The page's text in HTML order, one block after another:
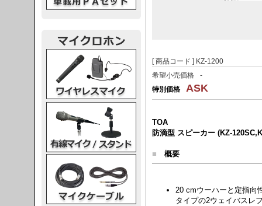
[ 商品コード ] KZ-1200
希望小売価格
-
特別価格
ASK
TOA
防滴型 スピーカー (KZ-
■ 概要
20 cmウーハーと定指向
タイプの2ウェイバスレ